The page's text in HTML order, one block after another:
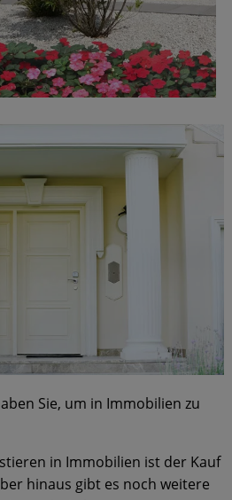
Sie, um in Immobilien zu
in Immobilien ist der Kauf
hinaus gibt es noch weitere